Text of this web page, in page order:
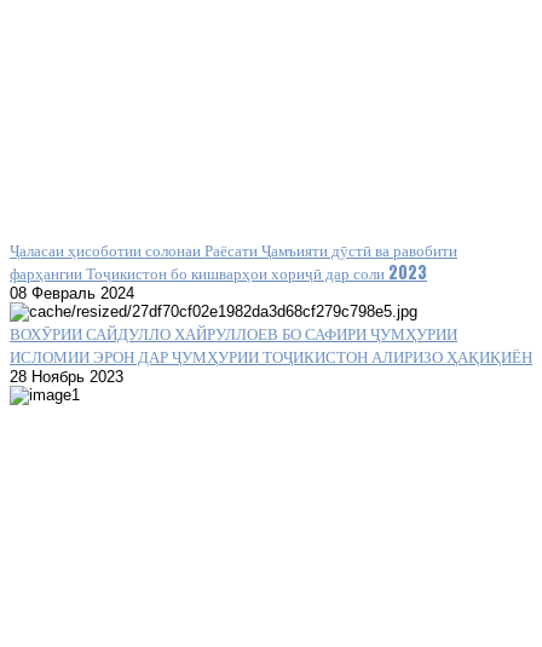
Ҷаласаи ҳисоботии солонаи Раёсати Ҷамъияти дӯстӣ ва равобити
фарҳангии Тоҷикистон бо кишварҳои хориҷӣ дар соли 2023
08 Февраль 2024
ВОХӮРИИ САЙДУЛЛО ХАЙРУЛЛОЕВ БО САФИРИ ҶУМҲУРИИ
ИСЛОМИИ ЭРОН ДАР ҶУМҲУРИИ ТОҶИКИСТОН АЛИРИЗО ҲАҚИҚИЁН
28 Ноябрь 2023